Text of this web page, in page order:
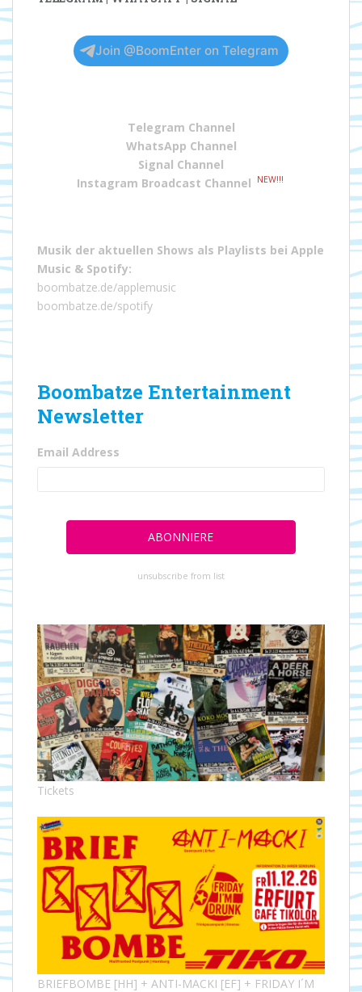
Join @BoomEnter on Telegram
Telegram Channel
WhatsApp Channel
Signal Channel
Instagram Broadcast Channel
NEW!!!
Musik der aktuellen Shows als Playlists bei Apple
Music & Spotify:
boombatze.de/applemusic
boombatze.de/spotify
Boombatze Entertainment
Newsletter
Email Address
unsubscribe from list
Tickets
BRIEFBOMBE [HH] + ANTI-MACKI [EF] + FRIDAY I´M